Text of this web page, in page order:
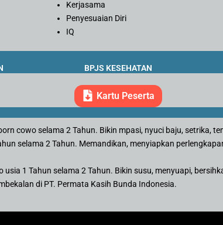
Kerjasama
Penyesuaian Diri
IQ
BPJS KESEHATAN
Kartu Peserta
cowo selama 2 Tahun. Bikin mpasi, nyuci baju, setrika,
selama 2 Tahun. Memandikan, menyiapkan
1 Tahun selama 2 Tahun. Bikin susu, menyuapi,
di PT. Permata Kasih Bunda Indonesia.